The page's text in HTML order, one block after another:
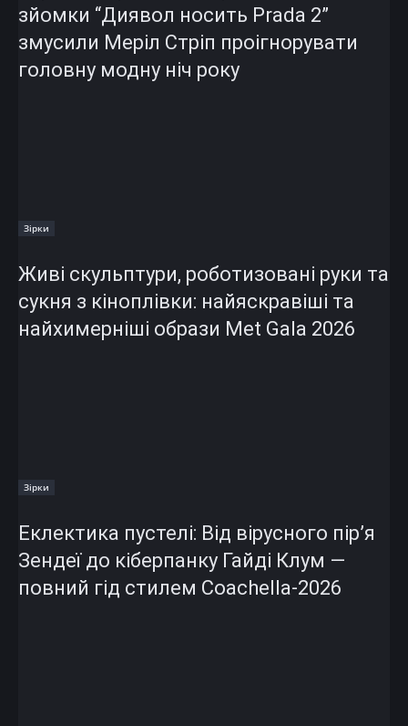
зйомки “Диявол носить Prada 2”
змусили Меріл Стріп проігнорувати
головну модну ніч року
Зірки
Живі скульптури, роботизовані руки та
сукня з кіноплівки: найяскравіші та
найхимерніші образи Met Gala 2026
Зірки
Еклектика пустелі: Від вірусного пір’я
Зендеї до кіберпанку Гайді Клум —
повний гід стилем Coachella-2026